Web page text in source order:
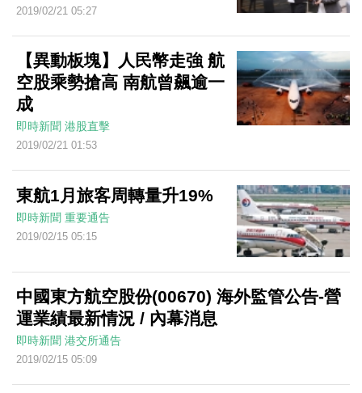
2019/02/21 05:27
【異動板塊】人民幣走強 航
空股乘勢搶高 南航曾飆逾一
成
即時新聞 港股直擊
2019/02/21 01:53
東航1月旅客周轉量升19%
即時新聞 重要通告
2019/02/15 05:15
中國東方航空股份(00670) 海外監管公告-營
運業績最新情況 / 內幕消息
即時新聞 港交所通告
2019/02/15 05:09